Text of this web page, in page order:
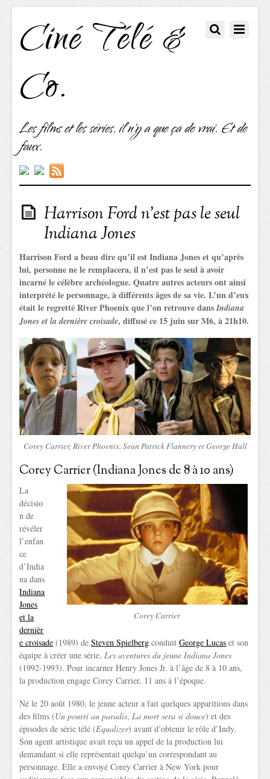
Ciné Télé &
Co.
Les films et les séries, il n'y a que ça de vrai. Et de
faux.
Harrison Ford n’est pas le seul
Indiana Jones
Harrison Ford a beau dire qu’il est Indiana Jones et qu’après
lui, personne ne le remplacera, il n’est pas le seul à avoir
incarné le célèbre archéologue. Quatre autres acteurs ont ainsi
interprété le personnage, à différents âges de sa vie. L’un d’eux
était le regretté River Phoenix que l’on retrouve dansIndiana
Jones et la dernière croisade, diffusé ce 15 juin sur M6, à 21h10.
Corey Carrier, River Phoenix, Sean Patrick Flannery et George Hall
Corey Carrier (Indiana Jones de 8 à 10 ans)
Corey Carrier
La
décisio
n de
révéler
l’enfan
ce
d’India
na dans
Indiana
Jones
et la
dernièr
e croisade (1989) deSteven Spielberg conduitGeorge Lucas et son
équipe à créer une série,Les aventures du jeune Indiana Jones
(1992-1993). Pour incarner Henry Jones Jr. à l’âge de 8 à 10 ans,
la production engage Corey Carrier, 11 ans à l’époque.
Né le 20 août 1980, le jeune acteur a fait quelques apparitions dans
des films (Un pourri au paradis,La mort sera si douce) et des
épisodes de série télé (Equalizer) avant d’obtenir le rôle d’Indy.
Son agent artistique avait reçu un appel de la production lui
demandant si elle représentait quelqu’un correspondant au
personnage. Elle a envoyé Corey Carrier à New York pour